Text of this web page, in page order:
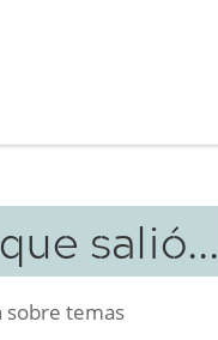
salió...
sobre temas